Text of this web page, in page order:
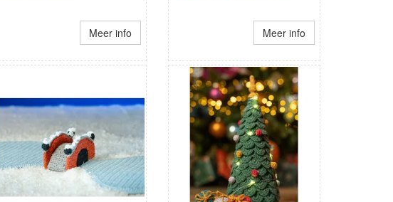
Meer info Meer info